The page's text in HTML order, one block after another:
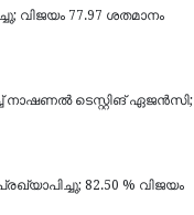
വിജയം 77.97 ശതമാനം
നാഷണൽ ടെസ്റ്റിങ് ഏജൻസി;
82.50 % വിജയം